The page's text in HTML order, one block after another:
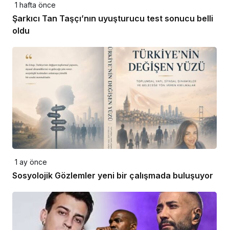
1 hafta önce
Şarkıcı Tan Taşçı’nın uyuşturucu test sonucu belli
oldu
1 ay önce
Sosyolojik Gözlemler yeni bir çalışmada buluşuyor